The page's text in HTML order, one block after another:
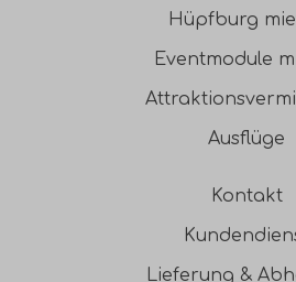
Hüpfburg
Eventmodule
Ausflüge
Kontakt
Lieferung &